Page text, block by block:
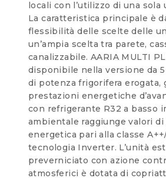
locali con l’utilizzo di una sola
La caratteristica principale è
flessibilità delle scelte delle
un’ampia scelta tra parete,
canalizzabile. AARIA MULTI
disponibile nella versione da
di potenza frigorifera erogata,
prestazioni energetiche
con refrigerante R32 a basso
ambientale raggiunge valori
energetica pari alla classe
tecnologia Inverter. L’unità
preverniciato con azione
atmosferici è dotata di